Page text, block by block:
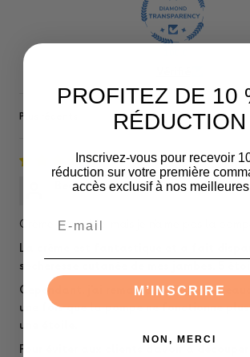
Sort by
Becks
Crème agréable, mais je n'aime pas la pompe.
La crème est fantastique et a fait
sécheresse cutanée de mes jambes. 5
Cependant, j'ai remarqué qu'il reste
une fois que la pompe ne fonctionne plus.
une étoile.
Pour éviter aux clients d'avoir à découper
PROFITEZ DE 10
RÉDUCTION
Inscrivez-vous pour recevoir
réduction sur votre première
accès exclusif à nos
M’INSCRIRE
NON, MERCI